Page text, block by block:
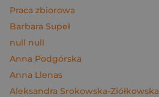
Praca zbiorowa
Barbara Supeł
null null
Anna Podgórska
Anna Llenas
Aleksandra Srokowska-Ziółkowska